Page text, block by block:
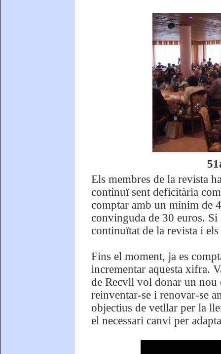
Els membres de la revista
continuï sent deficitària
comptar amb un mínim de
convinguda de 30 euros. Si
continuïtat de la revista i
Fins el moment, ja es
incrementar aquesta xifra.
de Recvll vol donar un nou
reinventar-se i renovar-se
objectius de vetllar per la
el necessari canvi per